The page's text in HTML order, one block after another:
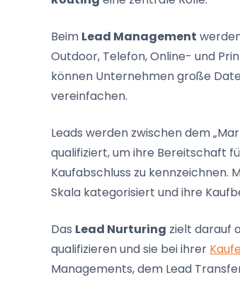
Beim Lead Management
Outdoor, Telefon, Online- und
können Unternehmen große
vereinfachen.
Leads werden zwischen dem
qualifiziert, um ihre Bereitschaft
Kaufabschluss zu kennzeichnen.
Skala kategorisiert und ihre
Das Lead Nurturing zielt darauf
qualifizieren und sie bei ihrer
Managements, dem Lead